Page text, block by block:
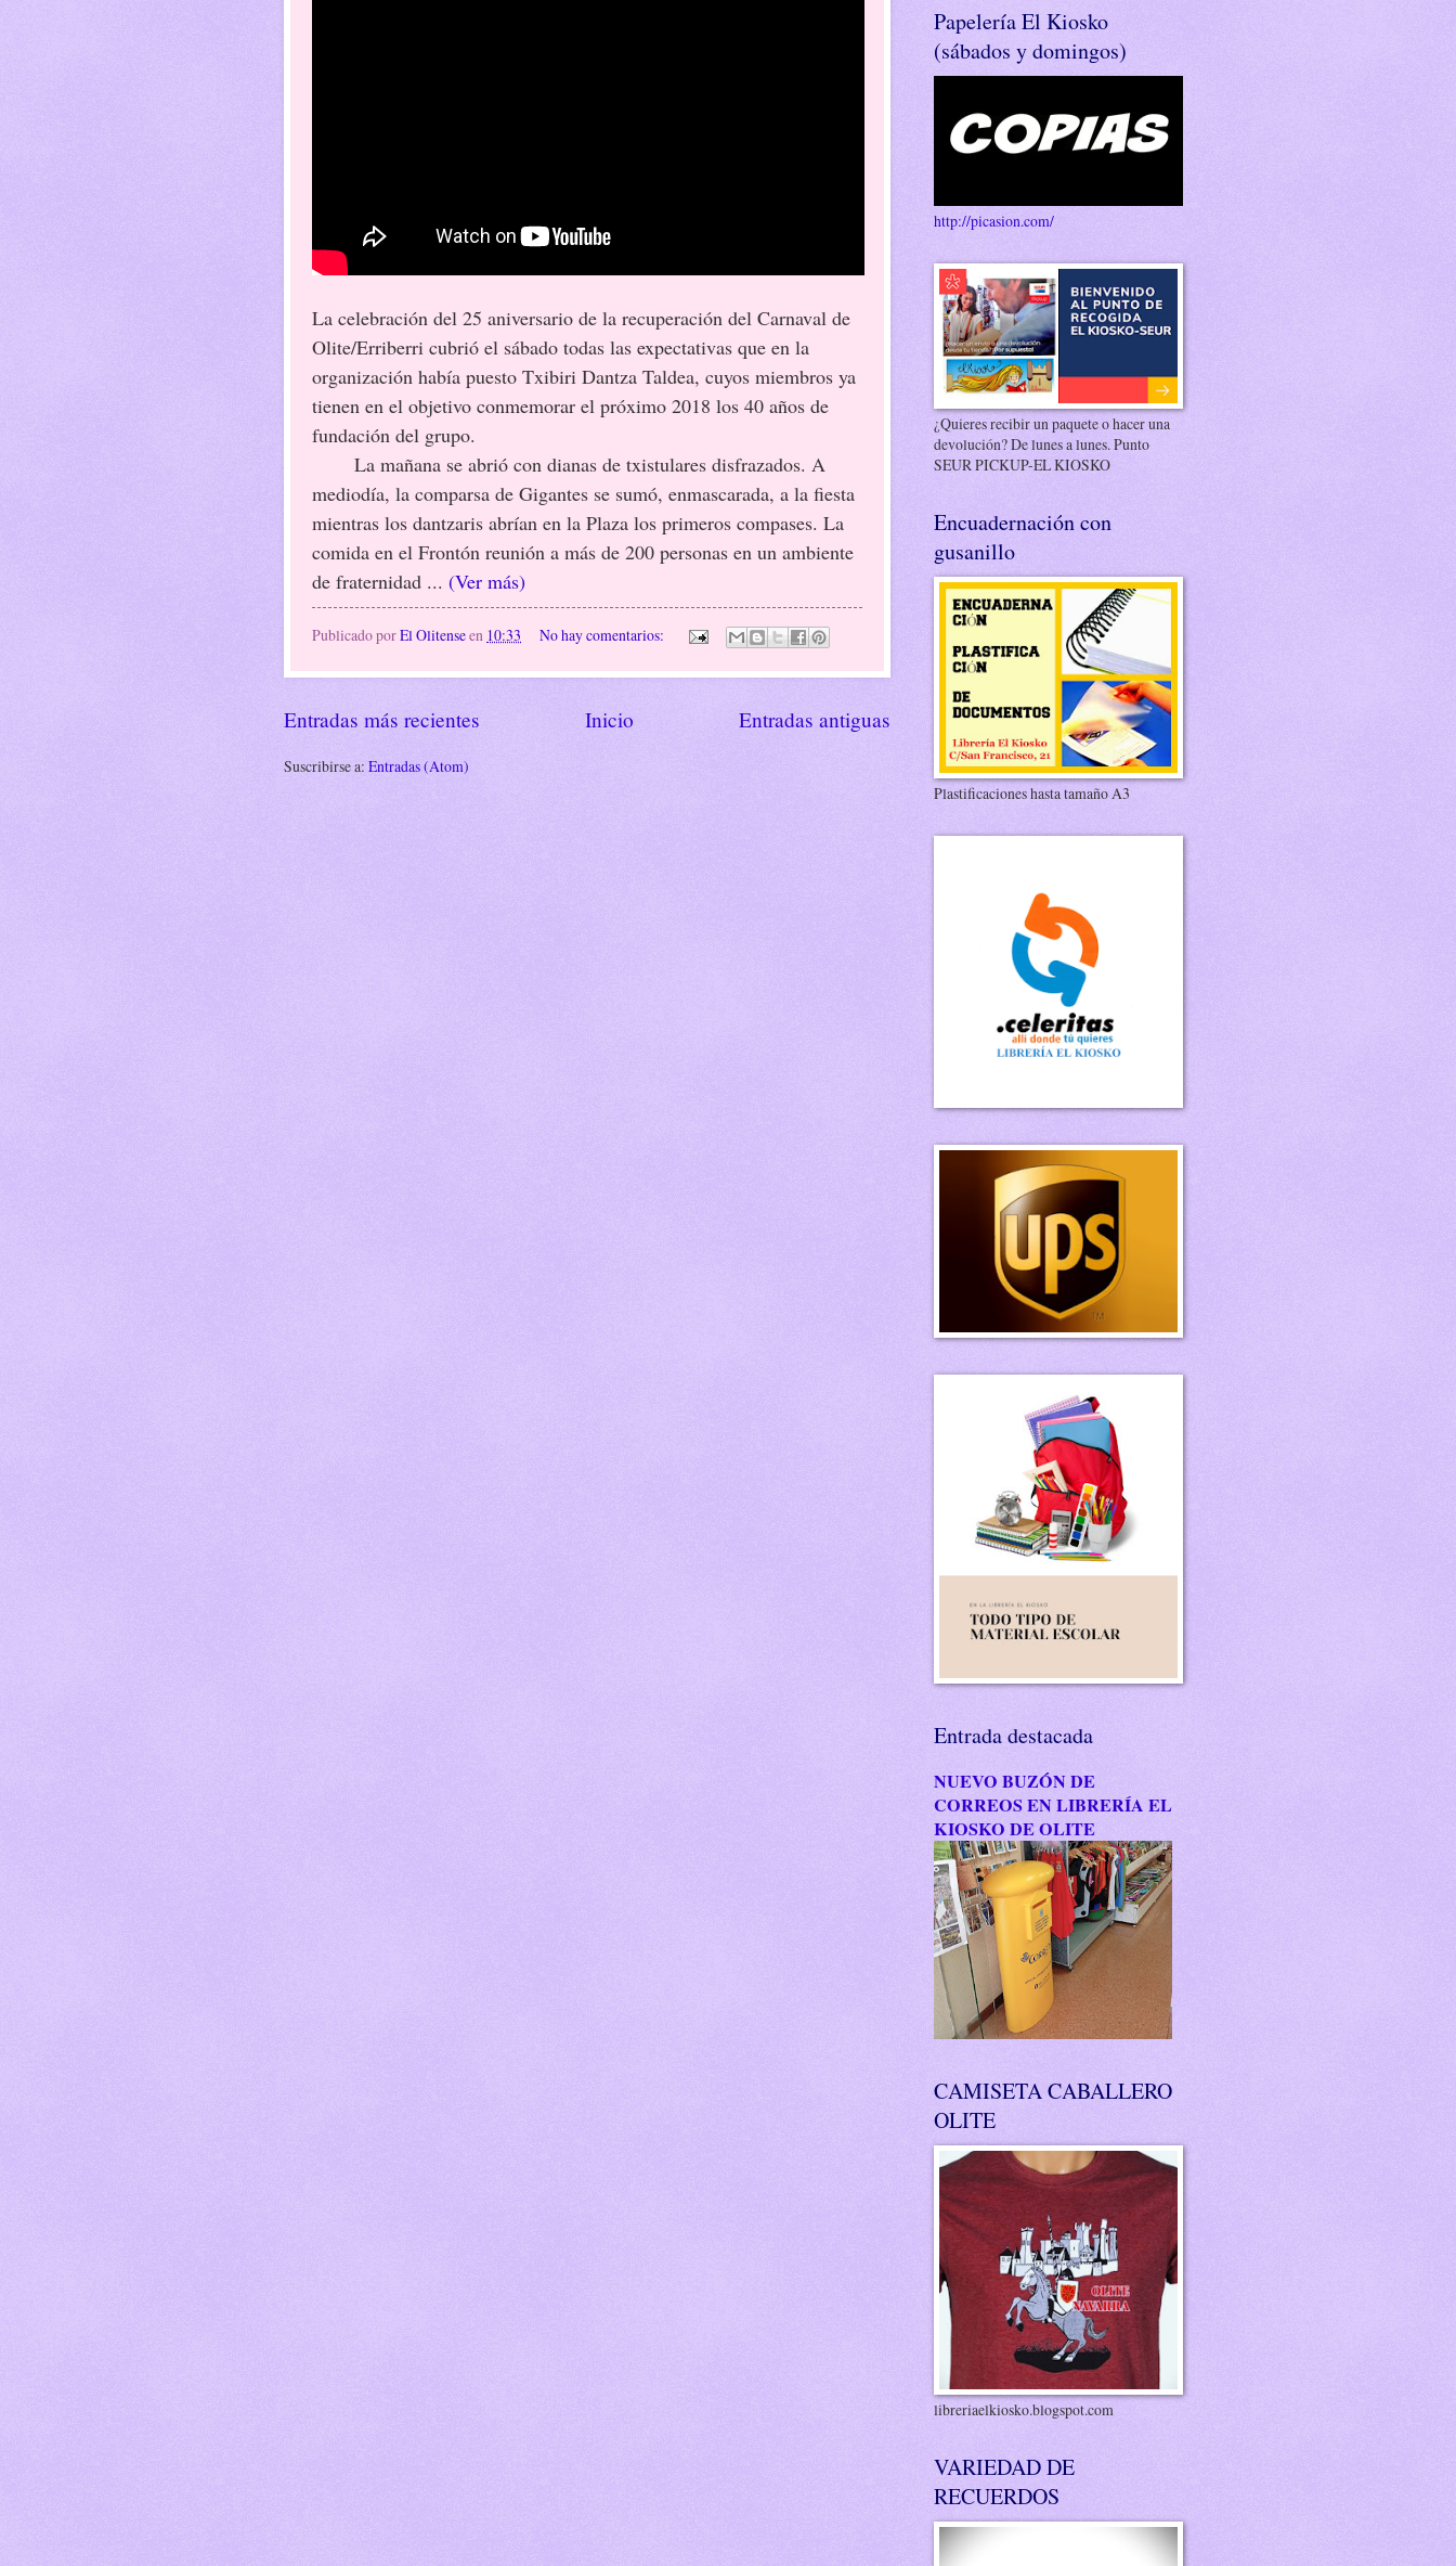
La celebración del 25 aniversario de la recuperación del Carnaval de
Olite/Erriberri cubrió el sábado todas las expectativas que en la
organización había puesto Txibiri Dantza Taldea, cuyos miembros ya
tienen en el objetivo conmemorar el próximo 2018 los 40 años de
fundación del grupo.
La mañana se abrió con dianas de txistulares disfrazados. A
mediodía, la comparsa de Gigantes se sumó, enmascarada, a la fiesta
mientras los dantzaris abrían en la Plaza los primeros compases. La
comida en el Frontón reunión a más de 200 personas en un ambiente
de fraternidad ... (Ver más)
Publicado porEl Olitenseen 10:33 No hay comentarios:
Entradas más recientes Entradas antiguas
Inicio
Suscribirse a: Entradas (Atom)
Papelería El Kiosko
(sábados y domingos)
http://picasion.com/
¿Quieres recibir un paquete o hacer una
devolución? De lunes a lunes. Punto
SEUR PICKUP-EL KIOSKO
Encuadernación con
gusanillo
Plastificaciones hasta tamaño A3
Entrada destacada
NUEVO BUZÓN DE
CORREOS EN LIBRERÍA EL
KIOSKO DE OLITE
CAMISETA CABALLERO
OLITE
libreriaelkiosko.blogspot.com
VARIEDAD DE
RECUERDOS